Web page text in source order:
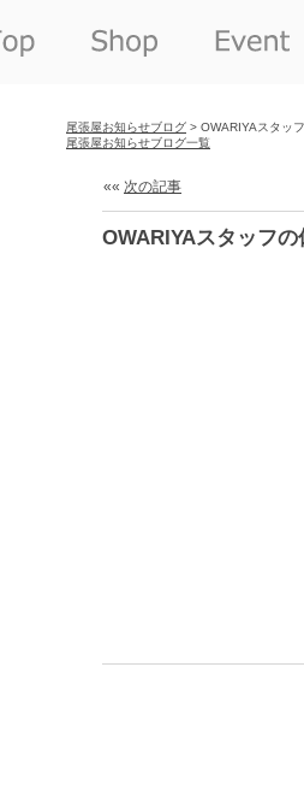
尾張屋お知らせブログ > OWARIYAスタッ
尾張屋お知らせブログ一覧
«« 次の記事
OWARIYAスタッフの